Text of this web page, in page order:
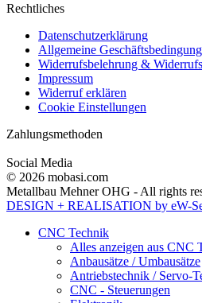
Rechtliches
Datenschutzerklärung
Allgemeine
Widerrufsbelehrung &
Impressum
Widerruf erklären
Cookie Einstellungen
Zahlungsmethoden
Social Media
© 2026 mobasi.com
Metallbau Mehner OHG - All rights
DESIGN + REALISATION by eW-
CNC Technik
Alles anzeigen aus CNC
Anbausätze / Umbausätze
Antriebstechnik / Servo-
CNC - Steuerungen